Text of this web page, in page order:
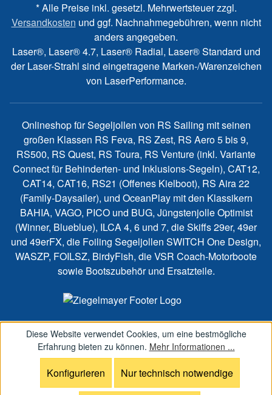
* Alle Preise inkl. gesetzl. Mehrwertsteuer zzgl.
Versandkosten und ggf. Nachnahmegebühren, wenn nicht
anders angegeben.
Laser®, Laser® 4.7, Laser® Radial, Laser® Standard und
der Laser-Strahl sind eingetragene Marken-/Warenzeichen
von LaserPerformance.
Onlineshop für Segeljollen von RS Sailing mit seinen
großen Klassen RS Feva, RS Zest, RS Aero 5 bis 9,
RS500, RS Quest, RS Toura, RS Venture (inkl. Variante
Connect für Behinderten- und Inklusions-Segeln), CAT12,
CAT14, CAT16, RS21 (Offenes Kielboot), RS Aira 22
(Family-Daysailer), und OceanPlay mit den Klassikern
BAHIA, VAGO, PICO und BUG, Jüngstenjolle Optimist
(Winner, Blueblue), ILCA 4, 6 und 7, die Skiffs 29er, 49er
und 49erFX, die Foiling Segeljollen SWITCH One Design,
WASZP, FOILSZ, BirdyFish, die VSR Coach-Motorboote
sowie Bootszubehör und Ersatzteile.
Diese Website verwendet Cookies, um eine bestmögliche
Erfahrung bieten zu können. Mehr Informationen ...
Nur technisch notwendige
Konfigurieren